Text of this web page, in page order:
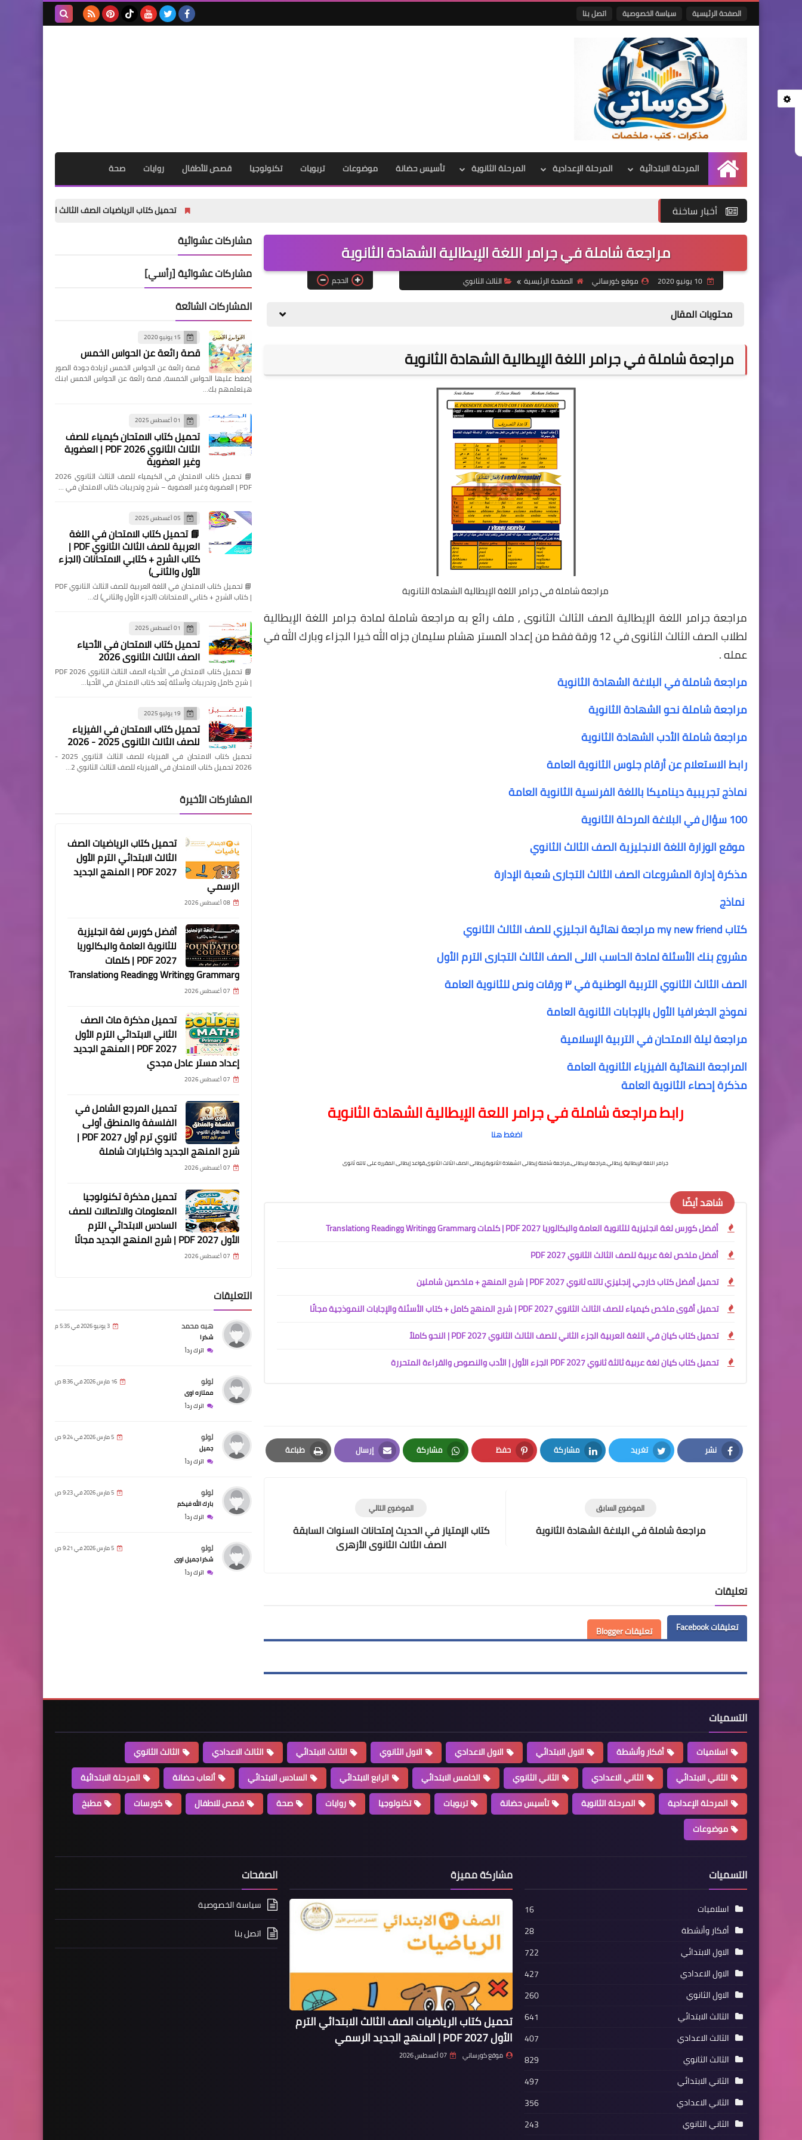
الصفحة الرئيسية سياسة الخصوصية اتصل بنا
الرئيسية
المرحلة الابتدائية المرحلة الإعدادية المرحلة الثانوية تأسيس حضانة موضوعات تربويات تكنولوجيا قصص للأطفال روايات صحة
أخبار ساخنة تحميل كتاب الرياضيات الصف الثالث الابتدائي الترم الأول 2027 PDF | المنهج الجديد الرسمي
مراجعة شاملة في جرامر اللغة الإيطالية الشهادة الثانوية
10 يونيو 2020 موقع كورساتي الصفحة الرئيسية الثالث الثانوي الحجم
محتويات المقال
مراجعة شاملة في جرامر اللغة الإيطالية الشهادة الثانوية
مراجعة شاملة في جرامر اللغة الإيطالية الشهادة الثانوية
مراجعة جرامر اللغة الإيطالية الصف الثالث الثانوى , ملف رائع به مراجعة شاملة لمادة جرامر اللغة الإيطالية
لطلاب الصف الثالث الثانوى في 12 ورقة فقط من إعداد المستر هشام سليمان جزاه الله خيرا الجزاء وبارك الله في
عمله .
مراجعة شاملة في البلاغة الشهادة الثانوية
مراجعة شاملة نحو الشهادة الثانوية
مراجعة شاملة الأدب الشهادة الثانوية
رابط الاستعلام عن أرقام جلوس الثانوية العامة
نماذج تجريبية ديناميكا باللغة الفرنسية الثانوية العامة
100 سؤال في البلاغة المرحلة الثانوية
موقع الوزارة اللغة الانجليزية الصف الثالث الثانوي
مذكرة إدارة المشروعات الصف الثالث التجارى شعبة الإدارة
نماذج
كتاب my new friend مراجعة نهائية انجليزي للصف الثالث الثانوي
مشروع بنك الأسئلة لمادة الحاسب الالى الصف الثالث التجارى الترم الأول
الصف الثالث الثانويالتربية الوطنية في ٣ ورقات ونص للثانوية العامة
نموذج الجغرافيا الأول بالإجابات الثانوية العامة
مراجعة ليلة الامتحان في التربية الإسلامية
المراجعة النهائية الفيزياء الثانوية العامة
مذكرة إحصاء الثانوية العامة
رابط مراجعة شاملة في جرامر اللعة الإيطالية الشهادة الثانوية
اضغط هنا
جرامر اللغة الإيطالية ,إيطالي,مراجعة لإيطالى,مراجعة شاملة إيطالى الشهادة الثانوية,إيطالى الصف الثالث الثانوى,قواعد إيطالى المقرره على تالته ثانوى
شاهد أيضًا
أفضل كورس لغة انجليزية للثانوية العامة والبكالوريا 2027 PDF | كلمات وGrammar وWriting وReading وTranslation
أفضل ملخص لغة عربية للصف الثالث الثانوي 2027 PDF
تحميل أفضل كتاب خارجي إنجليزي تالته ثانوي 2027 PDF | شرح المنهج + ملخصين شاملين
تحميل أقوى ملخص كيمياء للصف الثالث الثانوي 2027 PDF | شرح المنهج كامل + كتاب الأسئلة والإجابات النموذجية مجانًا
تحميل كتاب كيان في اللغة العربية الجزء الثاني للصف الثالث الثانوي 2027 PDF | النحو كاملاً
تحميل كتاب كيان لغة عربية ثالثة ثانوي 2027 PDF الجزء الأول | الأدب والنصوص والقراءة المتحررة
نشر
Facebook
تغريد
Twitter
مشاركة
LinkedIn
حفظ
Pinterest
مشاركة
Whatsapp
إرسال
Email
طباعة
Print
الموضوع التالي
كتاب الإمتياز في الحديث إمتحانات السنوات السابقة
الصف الثالث الثانوى الأزهرى
الموضوع السابق
مراجعة شاملة في البلاغة الشهادة الثانوية
تعليقات
تعليقات Facebook تعليقات Blogger
مشاركات عشوائية
مشاركات عشوائية [رأسي]
المشاركات الشائعة
15 يونيو 2020
قصة رائعة عن الحواس الخمس
قصة رائعة عن الحواس الخمس لزيادة جودة الصور
إضغط عليها الحواس الخمسة, قصة رائعة عن الحواس الخمس ابنك
هيتعلمهم بك…
01 أغسطس 2025
تحميل كتاب الامتحان كيمياء للصف
الثالث الثانوي 2026 PDF | العضوية
وغير العضوية
📘 تحميل كتاب الامتحان في الكيمياء للصف الثالث الثانوي 2026
PDF | العضوية وغير العضوية – شرح وتدريبات كتاب الامتحان في …
05 أغسطس 2025
📘 تحميل كتاب الامتحان في اللغة
العربية للصف الثالث الثانوي PDF |
كتاب الشرح + كتابي الامتحانات (الجزء
الأول والثاني)
📘 تحميل كتاب الامتحان في اللغة العربية للصف الثالث الثانوي PDF
| كتاب الشرح + كتابي الامتحانات (الجزء الأول والثاني) ك…
01 أغسطس 2025
تحميل كتاب الامتحان في الأحياء
الصف الثالث الثانوي 2026
📘 تحميل كتاب الامتحان في الأحياء الصف الثالث الثانوي 2026 PDF
| شرح كامل وتدريبات وأسئلة يُعد كتاب الامتحان في الأحيا…
19 يوليو 2025
تحميل كتاب الامتحان في الفيزياء
للصف الثالث الثانوي 2025 - 2026
تحميل كتاب الامتحان في الفيزياء للصف الثالث الثانوي 2025 -
2026 تحميل كتاب الامتحان في الفيزياء للصف الثالث الثانوي 2…
المشاركات الأخيرة
تحميل كتاب الرياضيات الصف
الثالث الابتدائي الترم الأول
2027 PDF | المنهج الجديد
الرسمي
08 أغسطس 2026
أفضل كورس لغة انجليزية
للثانوية العامة والبكالوريا
2027 PDF | كلمات
وGrammar وWriting وReading وTranslation
07 أغسطس 2026
تحميل مذكرة ماث الصف
الثاني الابتدائي الترم الأول
2027 PDF | المنهج الجديد
إعداد مستر عادل مجدي
07 أغسطس 2026
تحميل المرجع الشامل في
الفلسفة والمنطق أولى
ثانوي ترم أول 2027 PDF |
شرح المنهج الجديد واختبارات شاملة
07 أغسطس 2026
تحميل مذكرة تكنولوجيا
المعلومات والاتصالات للصف
السادس الابتدائي الترم
الأول 2027 PDF | شرح المنهج الجديد مجانًا
07 أغسطس 2026
التعليقات
هبه محمد 3 يونيو 2026 في 5:35 م
شكرا
اترك رداً
لولو 16 مارس 2026 في 8:36 ص
ممتازه اوى
اترك رداً
لولو 5 مارس 2026 في 9:24 ص
جميل
اترك رداً
لولو 5 مارس 2026 في 9:23 ص
بارك الله فيكم
اترك رداً
لولو 5 مارس 2026 في 9:21 ص
شكرا جميل اوى
اترك رداً
التسميات
اسلاميات أفكار وأنشطة الاول الابتدائي الاول الاعدادي الاول الثانوي الثالث الابتدائي الثالث الاعدادي
الثالث الثانوي
الثاني الابتدائي
الثاني الاعدادي الثاني الثانوي الخامس الابتدائي الرابع الابتدائي السادس الابتدائي ألعاب حضانة
المرحلة الابتدائية
المرحلة الإعدادية
المرحلة الثانوية تأسيس حضانة تربويات تكنولوجيا روايات صحة قصص للاطفال كورسات
مطبخ
موضوعات
التسميات
اسلاميات
16
أفكار وأنشطة
28
الاول الابتدائي
722
الاول الاعدادي
427
الاول الثانوي
260
الثالث الابتدائي
641
الثالث الاعدادي
407
الثالث الثانوي
829
الثاني الابتدائي
497
الثاني الاعدادي
356
الثاني الثانوي
243
مشاركة مميزة
تحميل كتاب الرياضيات الصف الثالث الابتدائي الترم
الأول 2027 PDF | المنهج الجديد الرسمي
موقع كورساتي 07 أغسطس 2026
الصفحات
سياسة الخصوصية
اتصل بنا